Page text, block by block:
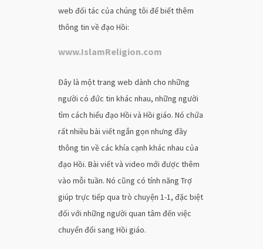
web đối tác của chúng tôi để biết thêm
thông tin về đạo Hồi:
www.IslamReligion.com
Đây là một trang web dành cho những
người có đức tin khác nhau, những người
tìm cách hiểu đạo Hồi và Hồi giáo. Nó chứa
rất nhiều bài viết ngắn gọn nhưng đầy
thông tin về các khía cạnh khác nhau của
đạo Hồi. Bài viết và video mới được thêm
vào mỗi tuần. Nó cũng có tính năng Trợ
giúp trực tiếp qua trò chuyện 1-1, đặc biệt
đối với những người quan tâm đến việc
chuyển đổi sang Hồi giáo.